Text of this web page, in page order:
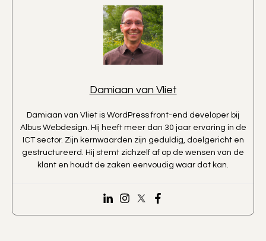
Damiaan van Vliet
Damiaan van Vliet is WordPress front-end developer bij
Albus Webdesign. Hij heeft meer dan 30 jaar ervaring in de
ICT sector. Zijn kernwaarden zijn geduldig, doelgericht en
gestructureerd. Hij stemt zichzelf af op de wensen van de
klant en houdt de zaken eenvoudig waar dat kan.